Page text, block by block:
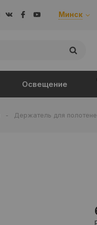
Минск
Освещение
- Держатель для